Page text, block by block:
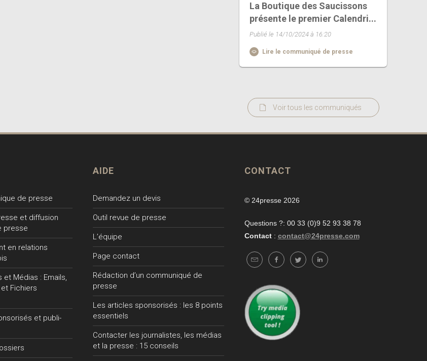
La Boutique des Saucissons
présente le premier Calendri...
Publié le 14/10/2024 à 16:20
Lire le communiqué de presse
Voir tous les communiqués
de presse
et diffusion
presse
en relations
et Médias : Emails,
Fichiers
et publi-
AIDE
Demandez un devis
Outil revue de presse
L’équipe
Page contact
Rédaction d’un communiqué de
presse
Les articles sponsorisés : les 8 points
essentiels
Contacter les journalistes, les médias
et la presse : 15 conseils
CONTACT
© 24presse 2026
Questions ?: 00 33 (0)9 52 93 38 78
Contact : contact@24presse.com